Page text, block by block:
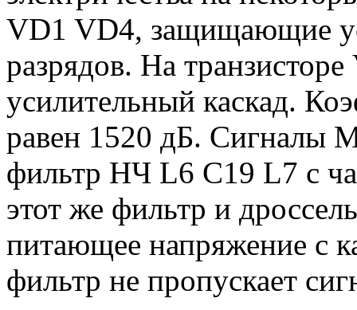
VD1 VD4, защищающие
разрядов. На
усилительный каскад.
равен 1520 дБ. Сигналы
фильтр НЧ L6 C19 L7 с
этот же фильтр и
питающее напряжение с
фильтр не пропускает